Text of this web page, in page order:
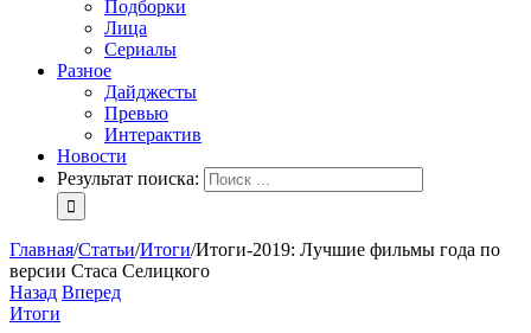
Подборки
Лица
Сериалы
Разное
Дайджесты
Превью
Интерактив
Новости
Результат поиска:
Главная/Статьи/Итоги/Итоги-2019: Лучшие фильмы года по
версии Стаса Селицкого
Назад Вперед
Итоги